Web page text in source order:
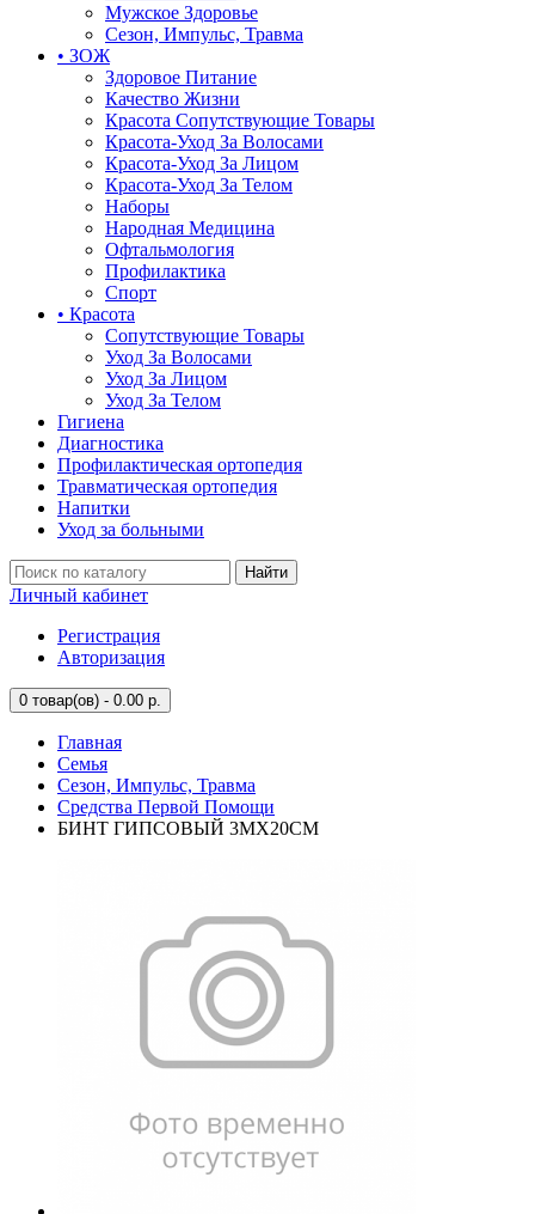
Мужское Здоровье
Сезон, Импульс, Травма
• ЗОЖ
Здоровое Питание
Качество Жизни
Красота Сопутствующие Товары
Красота-Уход За Волосами
Красота-Уход За Лицом
Красота-Уход За Телом
Наборы
Народная Медицина
Офтальмология
Профилактика
Спорт
• Красота
Сопутствующие Товары
Уход За Волосами
Уход За Лицом
Уход За Телом
Гигиена
Диагностика
Профилактическая ортопедия
Травматическая ортопедия
Напитки
Уход за больными
Найти
Личный кабинет
Регистрация
Авторизация
0 товар(ов) - 0.00 р.
Главная
Семья
Сезон, Импульс, Травма
Средства Первой Помощи
БИНТ ГИПСОВЫЙ 3МХ20СМ